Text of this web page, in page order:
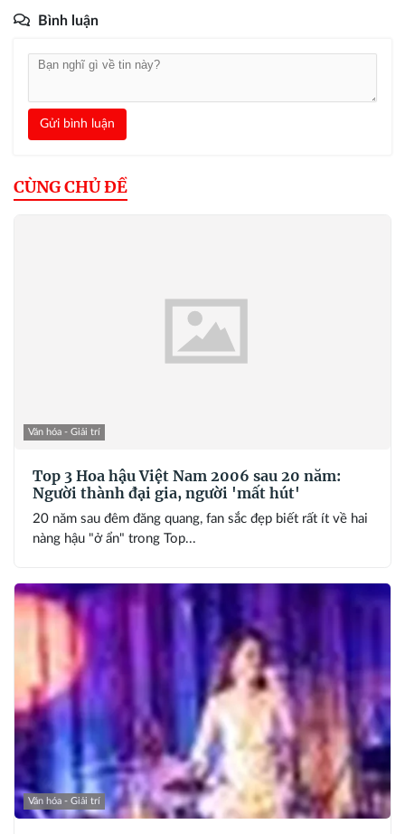
Bình luận
Gửi bình luận
CÙNG CHỦ ĐỀ
Văn hóa - Giải trí
Top 3 Hoa hậu Việt Nam 2006 sau 20 năm:
Người thành đại gia, người 'mất hút'
20 năm sau đêm đăng quang, fan sắc đẹp biết rất ít về hai
nàng hậu "ở ẩn" trong Top...
Văn hóa - Giải trí